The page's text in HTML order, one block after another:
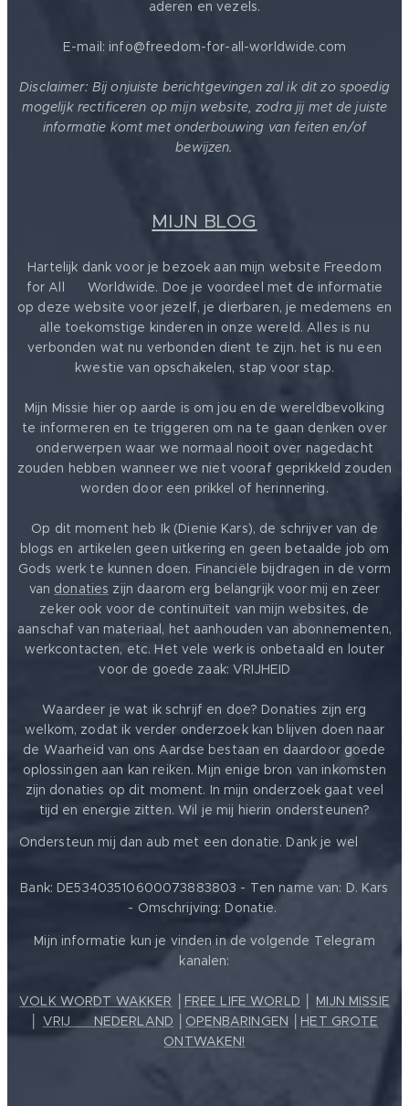
aderen en vezels.
E-mail: info@freedom-for-all-worldwide.com
Disclaimer: Bij onjuiste berichtgevingen zal ik dit zo spoedig
mogelijk rectificeren op mijn website, zodra jij met de juiste
informatie komt met onderbouwing van feiten en/of
bewijzen.
MIJN BLOG
Hartelijk dank voor je bezoek aan mijn website Freedom
for All ❤️ Worldwide. Doe je voordeel met de informatie
op deze website voor jezelf, je dierbaren, je medemens en
alle toekomstige kinderen in onze wereld. Alles is nu
verbonden wat nu verbonden dient te zijn. het is nu een
kwestie van opschakelen, stap voor stap.
Mijn Missie hier op aarde is om jou en de wereldbevolking
te informeren en te triggeren om na te gaan denken over
onderwerpen waar we normaal nooit over nagedacht
zouden hebben wanneer we niet vooraf geprikkeld zouden
worden door een prikkel of herinnering.
Op dit moment heb Ik (Dienie Kars), de schrijver van de
blogs en artikelen geen uitkering en geen betaalde job om
Gods werk te kunnen doen. Financiële bijdragen in de vorm
van donaties zijn daarom erg belangrijk voor mij en zeer
zeker ook voor de continuïteit van mijn websites, de
aanschaf van materiaal, het aanhouden van abonnementen,
werkcontacten, etc. Het vele werk is onbetaald en louter
voor de goede zaak: VRIJHEID ❤️
Waardeer je wat ik schrijf en doe? Donaties zijn erg
welkom, zodat ik verder onderzoek kan blijven doen naar
de Waarheid van ons Aardse bestaan en daardoor goede
oplossingen aan kan reiken. Mijn enige bron van inkomsten
zijn donaties op dit moment. In mijn onderzoek gaat veel
tijd en energie zitten. Wil je mij hierin ondersteunen?
Ondersteun mij dan aub met een donatie. Dank je wel
Bank: DE53403510600073883803 - Ten name van: D. Kars
- Omschrijving: Donatie.
Mijn informatie kun je vinden in de volgende Telegram
kanalen:
VOLK WORDT WAKKER FREE LIFE WORLD
MIJN MISSIE
VRIJ ❤️ NEDERLAND OPENBARINGEN
HET GROTE
ONTWAKEN!